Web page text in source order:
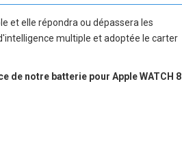
et elle répondra ou dépassera les
multiple et adoptée le carter
de notre batterie pour Apple WATCH 8